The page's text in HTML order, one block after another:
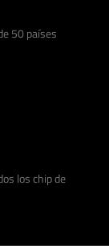
50 países
los chip de